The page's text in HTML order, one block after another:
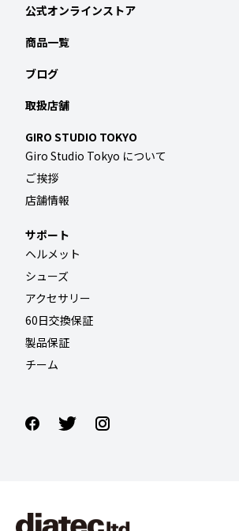
公式オンラインストア
商品一覧
ブログ
取扱店舗
GIRO STUDIO TOKYO
Giro Studio Tokyo について
ご挨拶
店舗情報
サポート
ヘルメット
シューズ
アクセサリー
60日交換保証
製品保証
チーム